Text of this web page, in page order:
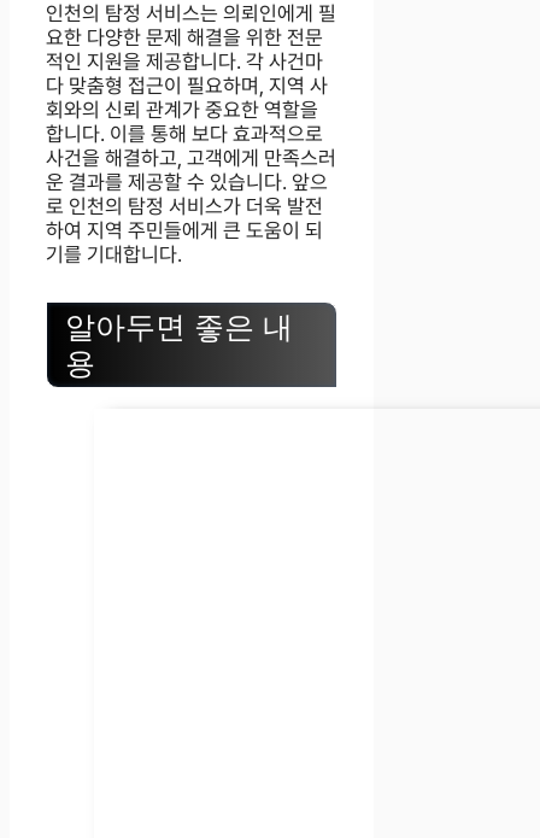
인천의 탐정 서비스는 의뢰인에게 필
요한 다양한 문제 해결을 위한 전문
적인 지원을 제공합니다. 각 사건마
다 맞춤형 접근이 필요하며, 지역 사
회와의 신뢰 관계가 중요한 역할을
합니다. 이를 통해 보다 효과적으로
사건을 해결하고, 고객에게 만족스러
운 결과를 제공할 수 있습니다. 앞으
로 인천의 탐정 서비스가 더욱 발전
하여 지역 주민들에게 큰 도움이 되
기를 기대합니다.
알아두면 좋은 내
용